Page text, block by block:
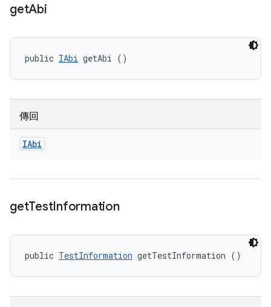
getAbi
public IAbi getAbi ()
傳回
IAbi
getTestInformation
public TestInformation getTestInformation ()